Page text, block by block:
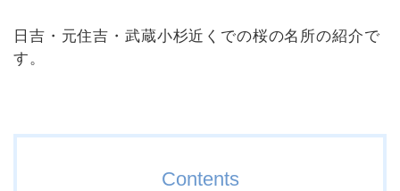
日吉・元住吉・武蔵小杉近くでの桜の名所の紹介で
す。
Contents